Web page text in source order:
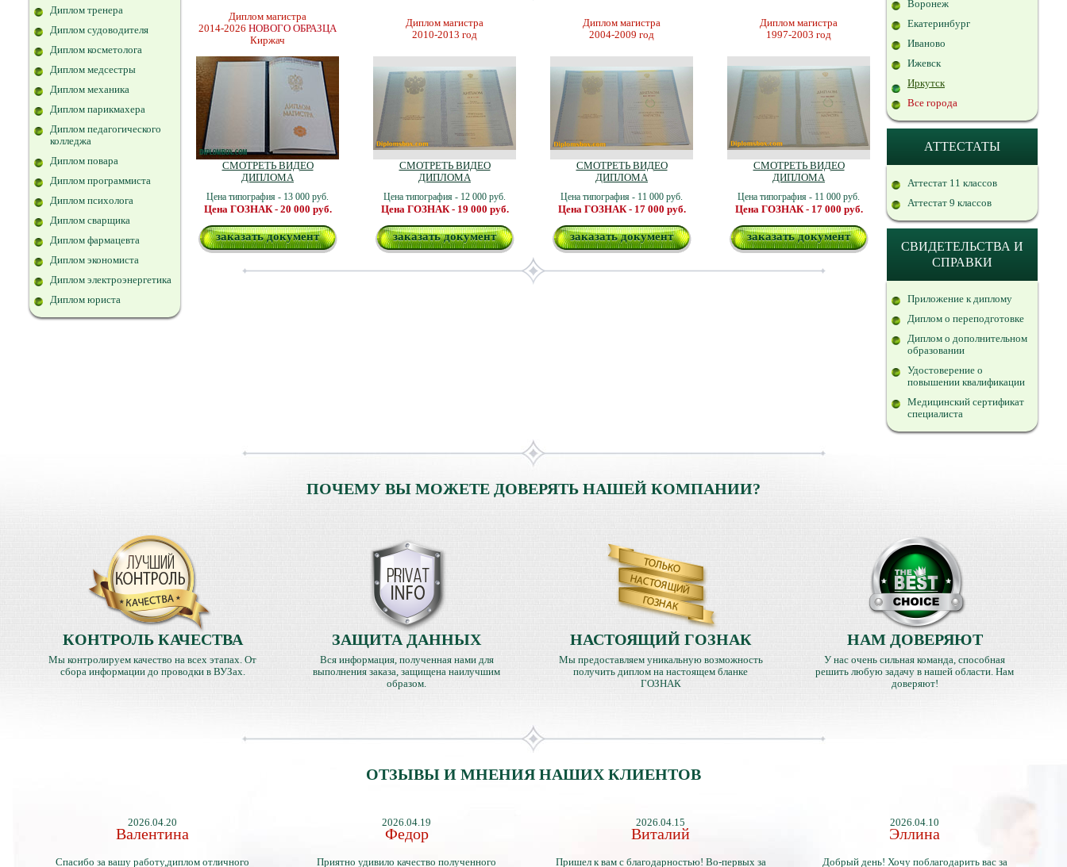
Диплом тренера
Диплом судоводителя
Диплом косметолога
Диплом медсестры
Диплом механика
Диплом парикмахера
Диплом педагогического
колледжа
Диплом повара
Диплом программиста
Диплом психолога
Диплом сварщика
Диплом фармацевта
Диплом экономиста
Диплом электроэнергетика
Диплом юриста
Диплом магистра
2014-2026 НОВОГО ОБРАЗЦА
Киржач
СМОТРЕТЬ ВИДЕО
ДИПЛОМА
Цена типография - 13 000 руб.
Цена ГОЗНАК - 20 000 руб.
заказать документ
Диплом магистра
2010-2013 год
СМОТРЕТЬ ВИДЕО
ДИПЛОМА
Цена типография - 12 000 руб.
Цена ГОЗНАК - 19 000 руб.
заказать документ
Диплом магистра
2004-2009 год
СМОТРЕТЬ ВИДЕО
ДИПЛОМА
Цена типография - 11 000 руб.
Цена ГОЗНАК - 17 000 руб.
заказать документ
Диплом магистра
1997-2003 год
СМОТРЕТЬ ВИДЕО
ДИПЛОМА
Цена типография - 11 000 руб.
Цена ГОЗНАК - 17 000 руб.
заказать документ
Воронеж
Екатеринбург
Иваново
Ижевск
Иркутск
Все города
АТТЕСТАТЫ
Аттестат 11 классов
Аттестат 9 классов
СВИДЕТЕЛЬСТВА И
СПРАВКИ
Приложение к диплому
Диплом о переподготовке
Диплом о дополнительном
образовании
Удостоверение о
повышении квалификации
Медицинский сертификат
специалиста
ПОЧЕМУ ВЫ МОЖЕТЕ ДОВЕРЯТЬ НАШЕЙ КОМПАНИИ?
КОНТРОЛЬ КАЧЕСТВА
Мы контролируем качество на всех этапах. От
сбора информации до проводки в ВУЗах.
ЗАЩИТА ДАННЫХ
Вся информация, полученная нами для
выполнения заказа, защищена наилучшим
образом.
НАСТОЯЩИЙ ГОЗНАК
Мы предоставляем уникальную возможность
получить диплом на настоящем бланке
ГОЗНАК
НАМ ДОВЕРЯЮТ
У нас очень сильная команда, способная
решить любую задачу в нашей области. Нам
доверяют!
ОТЗЫВЫ И МНЕНИЯ НАШИХ КЛИЕНТОВ
2026.04.20
Валентина
Спасибо за вашу работу,диплом отличного
2026.04.19
Федор
Приятно удивило качество полученного
2026.04.15
Виталий
Пришел к вам с благодарностью! Во-первых за
2026.04.10
Эллина
Добрый день! Хочу поблагодарить вас за